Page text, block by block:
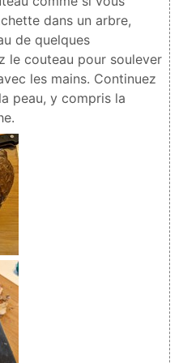
dans un arbre,
de quelques
le couteau pour soulever
les mains. Continuez
peau, y compris la